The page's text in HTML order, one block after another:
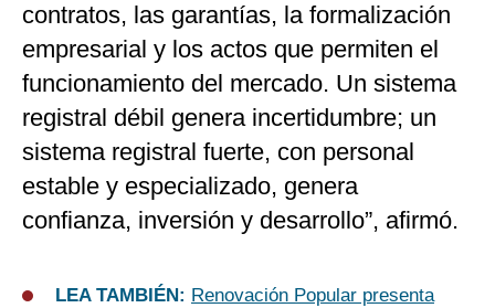
contratos, las garantías, la formalización
empresarial y los actos que permiten el
funcionamiento del mercado. Un sistema
registral débil genera incertidumbre; un
sistema registral fuerte, con personal
estable y especializado, genera
confianza, inversión y desarrollo”, afirmó.
LEA TAMBIÉN: Renovación Popular presenta